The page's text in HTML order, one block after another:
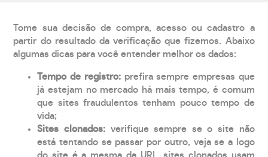
Tome sua decisão de compra, acesso ou cadastro a
partir do resultado da verificação que fizemos. Abaixo
algumas dicas para você entender melhor os dados:
Tempo de registro: prefira sempre empresas que
já estejam no mercado há mais tempo, é comum
que sites fraudulentos tenham pouco tempo de
vida;
Sites clonados: verifique sempre se o site não
está tentando se passar por outro, veja se a logo